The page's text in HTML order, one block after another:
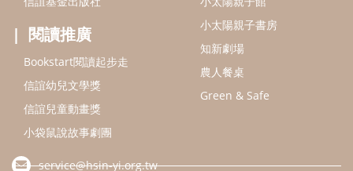
閱讀推廣
Bookstart閱讀起步走
信誼幼兒文學獎
信誼兒童動畫獎
小袋鼠說故事劇團
小太陽親子書房
知新劇場
農人餐桌
Green & Safe
service@hsin-yi.org.tw